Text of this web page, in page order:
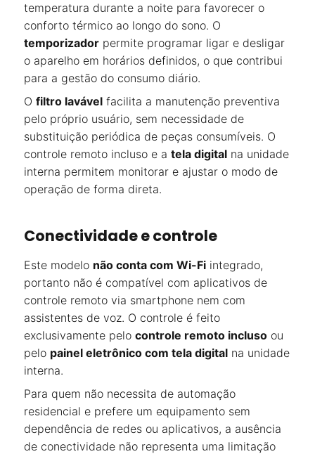
temperatura durante a noite para favorecer o
conforto térmico ao longo do sono. O
temporizador permite programar ligar e desligar
o aparelho em horários definidos, o que contribui
para a gestão do consumo diário.
O filtro lavável facilita a manutenção preventiva
pelo próprio usuário, sem necessidade de
substituição periódica de peças consumíveis. O
controle remoto incluso e a tela digital na unidade
interna permitem monitorar e ajustar o modo de
operação de forma direta.
Conectividade e controle
Este modelo não conta com Wi-Fi integrado,
portanto não é compatível com aplicativos de
controle remoto via smartphone nem com
assistentes de voz. O controle é feito
exclusivamente pelo controle remoto incluso ou
pelo painel eletrônico com tela digital na unidade
interna.
Para quem não necessita de automação
residencial e prefere um equipamento sem
dependência de redes ou aplicativos, a ausência
de conectividade não representa uma limitação